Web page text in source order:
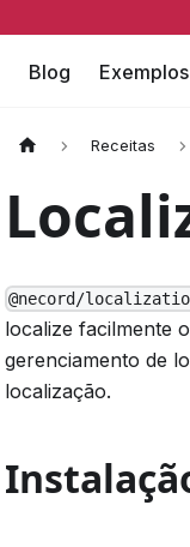
Blog Exemplos
Receitas
@necord/
localize facilmente
gerenciamento de
localização.